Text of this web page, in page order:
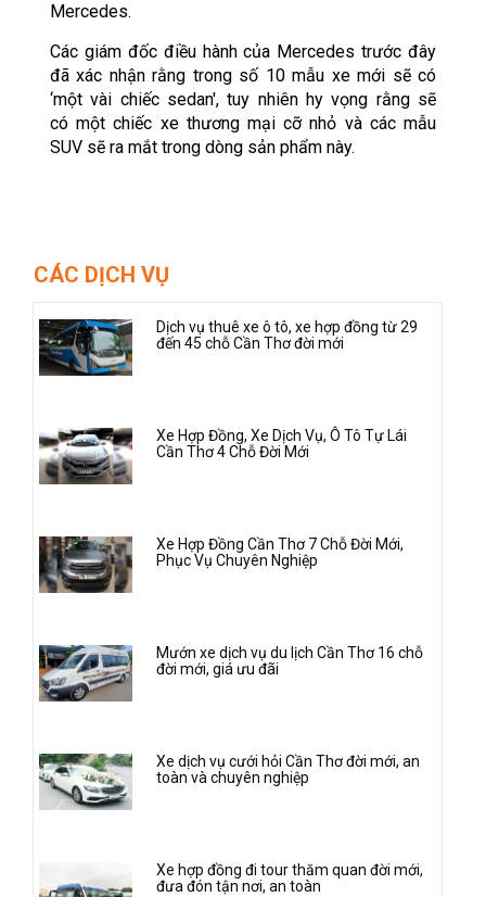
Mercedes.
Các giám đốc điều hành của Mercedes trước đây
đã xác nhận rằng trong số 10 mẫu xe mới sẽ có
‘một vài chiếc sedan', tuy nhiên hy vọng rằng sẽ
có một chiếc xe thương mại cỡ nhỏ và các mẫu
SUV sẽ ra mắt trong dòng sản phẩm này.
CÁC DỊCH VỤ
Dịch vụ thuê xe ô tô, xe hợp đồng từ 29
đến 45 chỗ Cần Thơ đời mới
Xe Hợp Đồng, Xe Dịch Vụ, Ô Tô Tự Lái
Cần Thơ 4 Chỗ Đời Mới
Xe Hợp Đồng Cần Thơ 7 Chỗ Đời Mới,
Phục Vụ Chuyên Nghiệp
Mướn xe dịch vụ du lịch Cần Thơ 16 chỗ
đời mới, giá ưu đãi
Xe dịch vụ cưới hỏi Cần Thơ đời mới, an
toàn và chuyên nghiệp
Xe hợp đồng đi tour thăm quan đời mới,
đưa đón tận nơi, an toàn